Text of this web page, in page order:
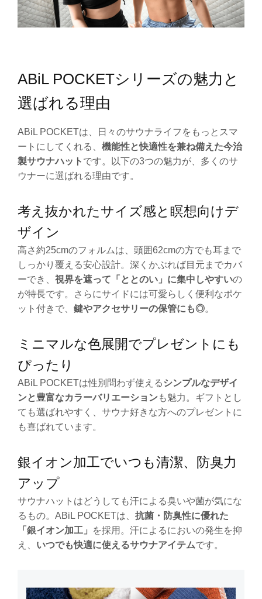
ABiL POCKETシリーズの魅力と
選ばれる理由
ABiL POCKETは、日々のサウナライフをもっとスマ
ートにしてくれる、 機能性と快適性を兼ね備えた今治
製サウナハット です。以下の3つの魅力が、多くのサ
ウナーに選ばれる理由です。
考え抜かれたサイズ感と瞑想向けデ
ザイン
高さ約25cmのフォルムは、頭囲62cmの方でも耳まで
しっかり覆える安心設計。深くかぶれば目元までカバ
ーでき、 視界を遮って「ととのい」に集中しやすいの
が特長です。さらにサイドには可愛らしく便利なポケ
ット付きで、 鍵やアクセサリーの保管にも◎。
ミニマルな色展開でプレゼントにも
ぴったり
ABiL POCKETは性別問わず使える シンプルなデザイ
ンと豊富なカラーバリエーションも魅力。ギフトとし
ても選ばれやすく、サウナ好きな方へのプレゼントに
も喜ばれています。
銀イオン加工でいつも清潔、防臭力
アップ
サウナハットはどうしても汗による臭いや菌が気にな
るもの。ABiL POCKETは、 抗菌・防臭性に優れた
「銀イオン加工」
を採用。汗によるにおいの発生を抑
え、 いつでも快適に使えるサウナアイテムです。